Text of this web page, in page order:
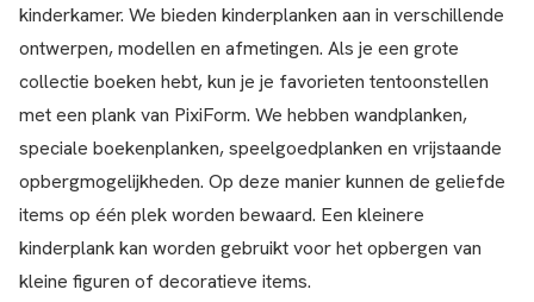
kinderkamer. We bieden kinderplanken aan in verschillende
ontwerpen, modellen en afmetingen. Als je een grote
collectie boeken hebt, kun je je favorieten tentoonstellen
met een plank van PixiForm. We hebben wandplanken,
speciale boekenplanken, speelgoedplanken en vrijstaande
opbergmogelijkheden. Op deze manier kunnen de geliefde
items op één plek worden bewaard. Een kleinere
kinderplank kan worden gebruikt voor het opbergen van
kleine figuren of decoratieve items.